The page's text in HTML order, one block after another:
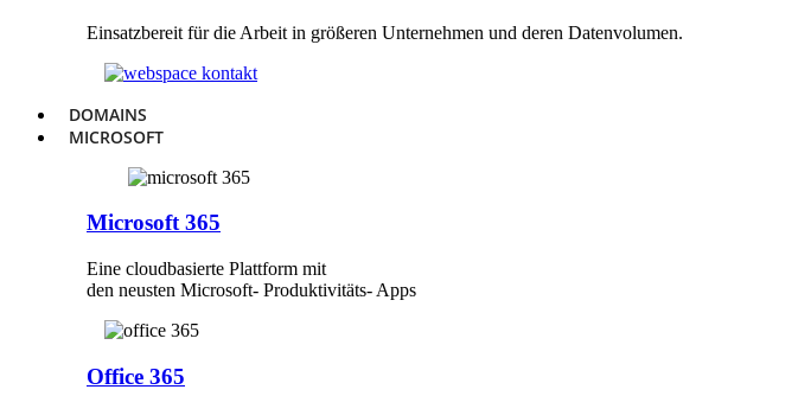
Einsatzbereit für die Arbeit in größeren Unternehmen und deren Datenvolumen.
DOMAINS
MICROSOFT
Microsoft 365
Eine cloudbasierte Plattform mit
den neusten Microsoft- Produktivitäts- Apps
Office 365